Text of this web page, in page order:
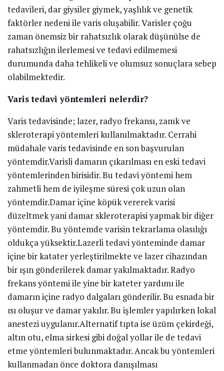
tedavileri, dar giysiler giymek, yaşlılık ve genetik
faktörler nedeni ile varis oluşabilir. Varisler çoğu
zaman önemsiz bir rahatsızlık olarak düşünülse de
rahatsızlığın ilerlemesi ve tedavi edilmemesi
durumunda daha tehlikeli ve olumsuz sonuçlara sebep
olabilmektedir.
Varis tedavi yöntemleri nelerdir?
Varis tedavisinde; lazer, radyo frekansı, zamk ve
skleroterapi yöntemleri kullanılmaktadır. Cerrahi
müdahale varis tedavisinde en son başvurulan
yöntemdir.Varisli damarın çıkarılması en eski tedavi
yöntemlerinden birisidir. Bu tedavi yöntemi hem
zahmetli hem de iyileşme süresi çok uzun olan
yöntemdir.Damar içine köpük vererek varisi
düzeltmek yani damar skleroterapisi yapmak bir diğer
yöntemdir. Bu yöntemde varisin tekrarlama olasılığı
oldukça yüksektir.Lazerli tedavi yönteminde damar
içine bir katater yerleştirilmekte ve lazer cihazından
bir ışın gönderilerek damar yakılmaktadır. Radyo
frekans yöntemi ile yine bir kateter yardımı ile
damarın içine radyo dalgaları gönderilir. Bu esnada bir
ısı oluşur ve damar yakılır. Bu işlemler yapılırken lokal
anestezi uygulanır.Alternatif tıpta ise üzüm çekirdeği,
altın otu, elma sirkesi gibi doğal yollar ile de tedavi
etme yöntemleri bulunmaktadır. Ancak bu yöntemleri
kullanmadan önce doktora danışılması